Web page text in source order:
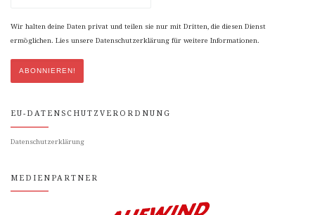
Wir halten deine Daten privat und teilen sie nur mit Dritten, die diesen Dienst
ermöglichen. Lies unsere Datenschutzerklärung für weitere Informationen.
EU-DATENSCHUTZVERORDNUNG
Datenschutzerklärung
MEDIENPARTNER